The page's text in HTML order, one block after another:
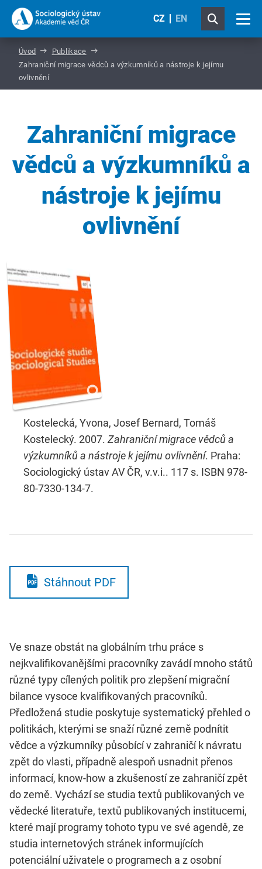
CZ EN
Úvod
Publikace
Zahraniční migrace vědců a výzkumníků a nástroje k jejímu
ovlivnění
Zahraniční migrace
vědců a výzkumníků a
nástroje k jejímu
ovlivnění
Kostelecká, Yvona, Josef Bernard, Tomáš
Kostelecký. 2007. Zahraniční migrace vědců a
výzkumníků a nástroje k jejímu ovlivnění. Praha:
Sociologický ústav AV ČR, v.v.i.. 117 s. ISBN 978-
80-7330-134-7.
Stáhnout PDF
Ve snaze obstát na globálním trhu práce s
nejkvalifikovanějšími pracovníky zavádí mnoho států
různé typy cílených politik pro zlepšení migrační
bilance vysoce kvalifikovaných pracovníků.
Předložená studie poskytuje systematický přehled o
politikách, kterými se snaží různé země podnítit
vědce a výzkumníky působící v zahraničí k návratu
zpět do vlasti, případně alespoň usnadnit přenos
informací, know-how a zkušeností ze zahraničí zpět
do země. Vychází se studia textů publikovaných ve
vědecké literatuře, textů publikovaných institucemi,
které mají programy tohoto typu ve své agendě, ze
studia internetových stránek informujících
potenciální uživatele o programech a z osobní